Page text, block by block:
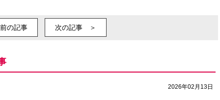
の記事 次の記事 ＞
2026年02月13日